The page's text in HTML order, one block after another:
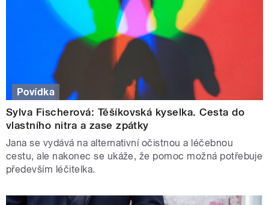
Povídka
Sylva Fischerová: Těšíkovská kyselka. Cesta do
vlastního nitra a zase zpátky
Jana se vydává na alternativní očistnou a léčebnou
cestu, ale nakonec se ukáže, že pomoc možná potřebuje
především léčitelka.